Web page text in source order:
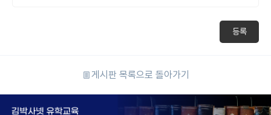
등록
게시판 목록으로 돌아가기